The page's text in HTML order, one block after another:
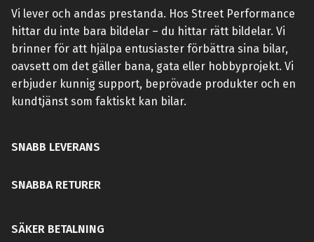
Vi lever och andas prestanda. Hos Street Performance
hittar du inte bara bildelar – du hittar rätt bildelar. Vi
brinner för att hjälpa entusiaster förbättra sina bilar,
oavsett om det gäller bana, gata eller hobbyprojekt. Vi
erbjuder kunnig support, beprövade produkter och en
kundtjänst som faktiskt kan bilar.
SNABB LEVERANS
SNABBA RETURER
SÄKER BETALNING